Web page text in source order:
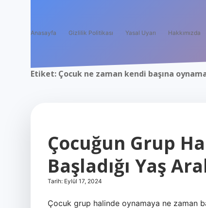
Anasayfa Gizlilik Politikası Yasal Uyarı Hakkımızda
Etiket: Çocuk ne zaman kendi başına
Çocuğun Grup
Başladığı Yaş
Tarih: Eylül 17, 2024
Çocuk grup halinde oynamaya ne zaman